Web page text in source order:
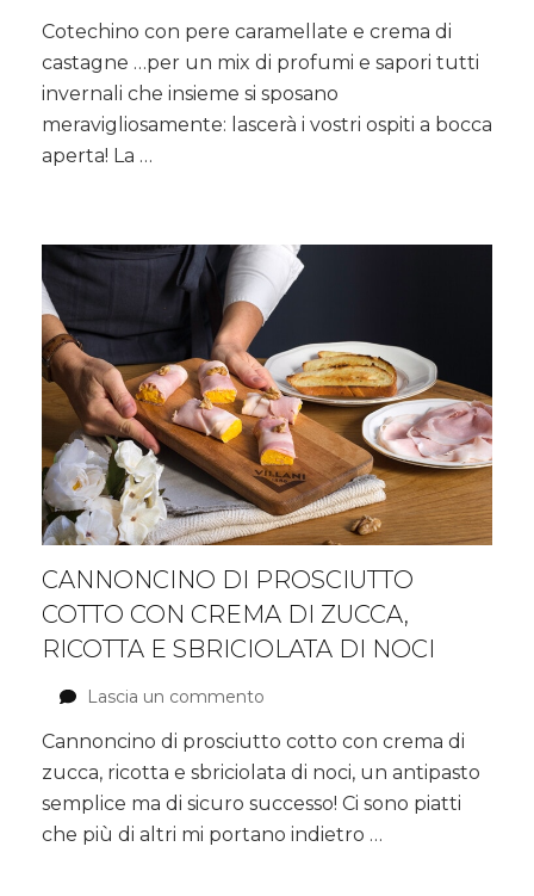
con
pere
caramellate
crema
Cotechino con pere caramellate e crema di
castagne …per un mix di profumi e sapori tutti
invernali che insieme si sposano
meravigliosamente: lascerà i vostri ospiti a bocca
aperta! La …
CANNONCINO DI PROSCIUTTO
COTTO CON CREMA DI ZUCCA,
RICOTTA E SBRICIOLATA DI NOCI
Lascia un commento
di
prosciutto
cotto
con
crema
Cannoncino di prosciutto cotto con crema di
zucca, ricotta e sbriciolata di noci, un antipasto
semplice ma di sicuro successo! Ci sono piatti
che più di altri mi portano indietro …